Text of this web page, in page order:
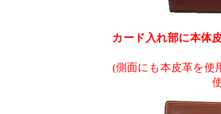
カード入れ部に本体
(側面にも本皮革を使